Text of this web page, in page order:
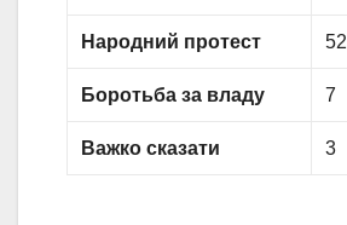
Народний протест 52
Боротьба за владу 7
Важко сказати 3